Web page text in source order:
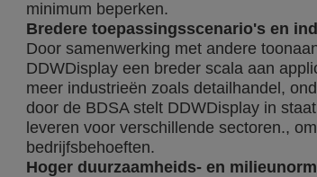
minimum beperken.
Bredere toepassingsscenario's en
Door samenwerking met andere
DDWDisplay een breder scala aan
meer industrieën zoals detailhandel,
door de BDSA stelt DDWDisplay in
leveren voor verschillende sectoren.,
bedrijfsbehoeften.
Hoger duurzaamheids- en